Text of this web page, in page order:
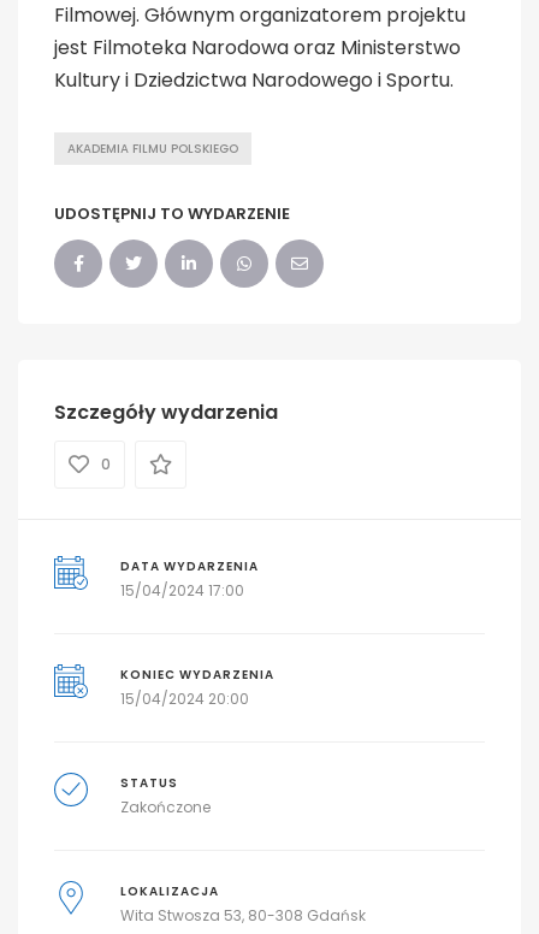
Filmowej. Głównym organizatorem projektu
jest Filmoteka Narodowa oraz Ministerstwo
Kultury i Dziedzictwa Narodowego i Sportu.
AKADEMIA FILMU POLSKIEGO
UDOSTĘPNIJ TO WYDARZENIE
Szczegóły wydarzenia
0
DATA WYDARZENIA
15/04/2024 17:00
KONIEC WYDARZENIA
15/04/2024 20:00
STATUS
Zakończone
LOKALIZACJA
Wita Stwosza 53, 80-308 Gdańsk